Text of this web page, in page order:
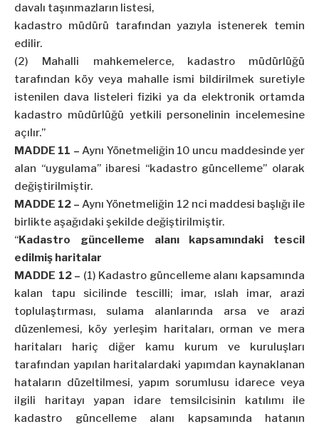
davalı taşınmazların listesi,
kadastro müdürü tarafından yazıyla istenerek temin
edilir.
(2) Mahalli mahkemelerce, kadastro müdürlüğü
tarafından köy veya mahalle ismi bildirilmek suretiyle
istenilen dava listeleri fiziki ya da elektronik ortamda
kadastro müdürlüğü yetkili personelinin incelemesine
açılır.”
MADDE 11 –Aynı Yönetmeliğin 10 uncu maddesinde yer
alan “uygulama” ibaresi “kadastro güncelleme” olarak
değiştirilmiştir.
MADDE 12 –Aynı Yönetmeliğin 12 nci maddesi başlığı ile
birlikte aşağıdaki şekilde değiştirilmiştir.
“Kadastro güncelleme alanı kapsamındaki tescil
edilmiş haritalar
MADDE 12 – (1) Kadastro güncelleme alanı kapsamında
kalan tapu sicilinde tescilli; imar, ıslah imar, arazi
toplulaştırması, sulama alanlarında arsa ve arazi
düzenlemesi, köy yerleşim haritaları, orman ve mera
haritaları hariç diğer kamu kurum ve kuruluşları
tarafından yapılan haritalardaki yapımdan kaynaklanan
hataların düzeltilmesi, yapım sorumlusu idarece veya
ilgili haritayı yapan idare temsilcisinin katılımı ile
kadastro güncelleme alanı kapsamında hatanın